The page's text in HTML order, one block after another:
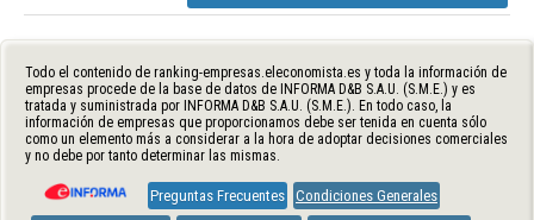
Todo el contenido de ranking-empresas.eleconomista.es y toda la información de
empresas procede de la base de datos de INFORMA D&B S.A.U. (S.M.E.) y es
tratada y suministrada por INFORMA D&B S.A.U. (S.M.E.). En todo caso, la
información de empresas que proporcionamos debe ser tenida en cuenta sólo
como un elemento más a considerar a la hora de adoptar decisiones comerciales
y no debe por tanto determinar las mismas.
Preguntas Frecuentes Condiciones Generales